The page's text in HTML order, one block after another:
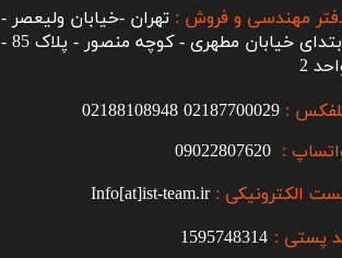
:
02187700029
02188108948
الکترونیکی :Info[at]ist-team.ir
:
مهندسی و فروش : تهران -خیابان ولیعصر -
ابتدای خیابان مطهری - کوچه منصور - پلاک 85 -
2
پستی : 1595748314